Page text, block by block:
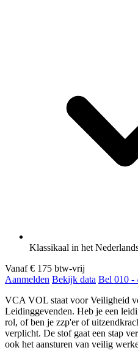
Klassikaal in het
Vanaf € 175 btw-vrij
Aanmelden Bekijk data Bel 010 -
VCA VOL staat voor Veiligheid
Leidinggevenden. Heb je een
rol, of ben je zzp'er of
verplicht. De stof gaat een stap
ook het aansturen van veilig